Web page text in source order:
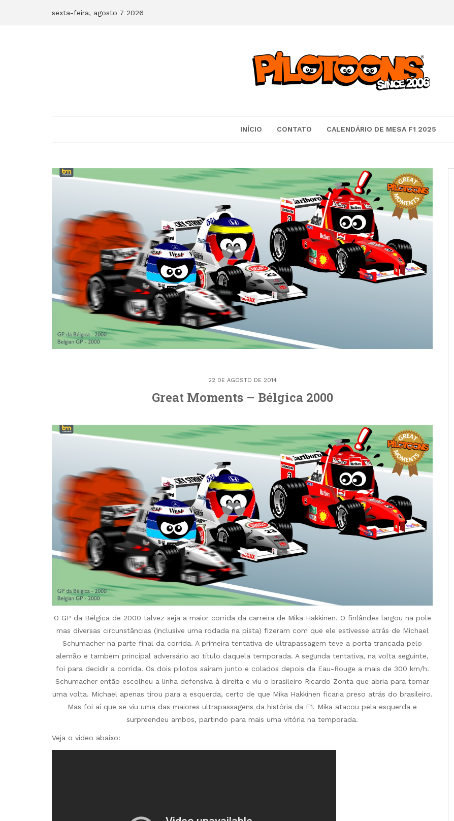
sexta-feira, agosto 7 2026
INÍCIO CONTATO CALENDÁRIO DE MESA F1 2025
22 DE AGOSTO DE 2014
Great Moments – Bélgica 2000
O GP da Bélgica de 2000 talvez seja a maior corrida da carreira de Mika Hakkinen. O finlândes largou na pole
mas diversas circunstâncias (inclusive uma rodada na pista) fizeram com que ele estivesse atrás de Michael
Schumacher na parte final da corrida. A primeira tentativa de ultrapassagem teve a porta trancada pelo
alemão e também principal adversário ao título daquela temporada. A segunda tentativa, na volta seguinte,
foi para decidir a corrida. Os dois pilotos saíram junto e colados depois da Eau-Rouge a mais de 300 km/h.
Schumacher então escolheu a linha defensiva à direita e viu o brasileiro Ricardo Zonta que abria para tomar
uma volta. Michael apenas tirou para a esquerda, certo de que Mika Hakkinen ficaria preso atrás do brasileiro.
Mas foi aí que se viu uma das maiores ultrapassagens da história da F1. Mika atacou pela esquerda e
surpreendeu ambos, partindo para mais uma vitória na temporada.
Veja o vídeo abaixo: